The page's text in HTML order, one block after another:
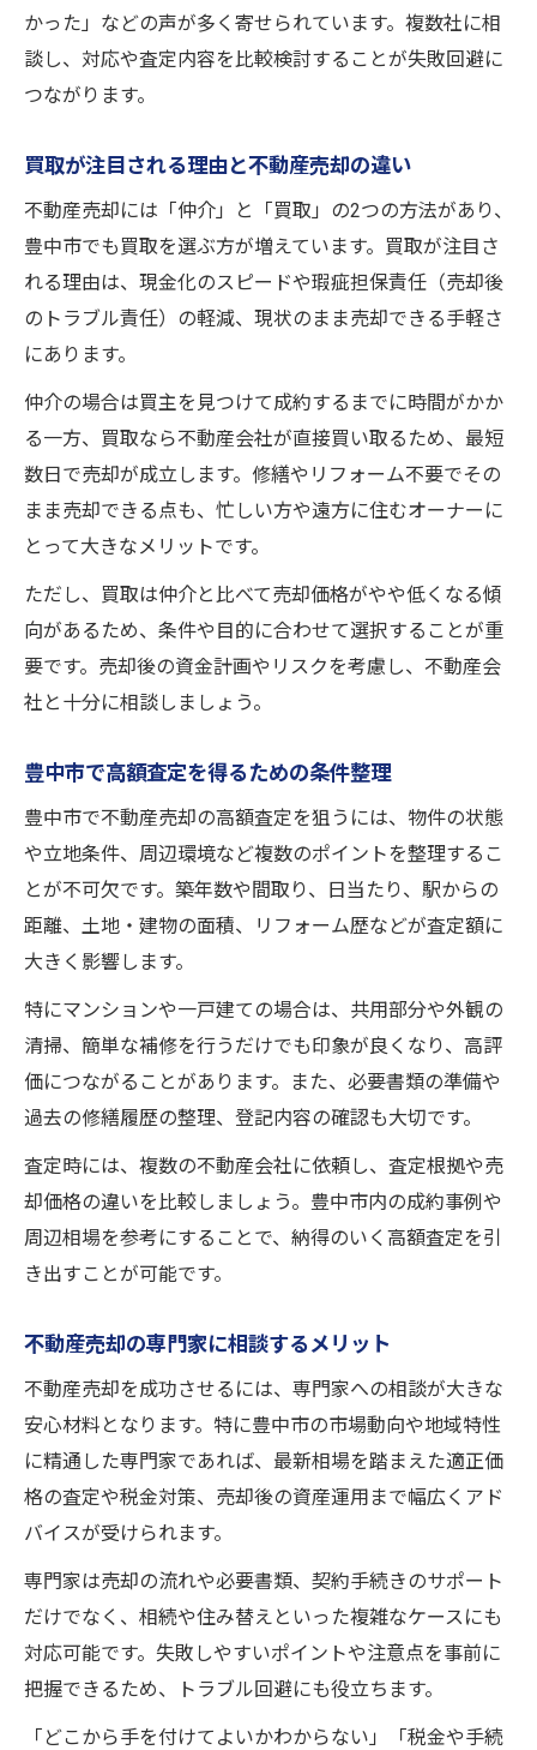
かった」などの声が多く寄せられています。複数社に相
談し、対応や査定内容を比較検討することが失敗回避に
つながります。
買取が注目される理由と不動産売却の違い
不動産売却には「仲介」と「買取」の2つの方法があり、
豊中市でも買取を選ぶ方が増えています。買取が注目さ
れる理由は、現金化のスピードや瑕疵担保責任（売却後
のトラブル責任）の軽減、現状のまま売却できる手軽さ
にあります。
仲介の場合は買主を見つけて成約するまでに時間がかか
る一方、買取なら不動産会社が直接買い取るため、最短
数日で売却が成立します。修繕やリフォーム不要でその
まま売却できる点も、忙しい方や遠方に住むオーナーに
とって大きなメリットです。
ただし、買取は仲介と比べて売却価格がやや低くなる傾
向があるため、条件や目的に合わせて選択することが重
要です。売却後の資金計画やリスクを考慮し、不動産会
社と十分に相談しましょう。
豊中市で高額査定を得るための条件整理
豊中市で不動産売却の高額査定を狙うには、物件の状態
や立地条件、周辺環境など複数のポイントを整理するこ
とが不可欠です。築年数や間取り、日当たり、駅からの
距離、土地・建物の面積、リフォーム歴などが査定額に
大きく影響します。
特にマンションや一戸建ての場合は、共用部分や外観の
清掃、簡単な補修を行うだけでも印象が良くなり、高評
価につながることがあります。また、必要書類の準備や
過去の修繕履歴の整理、登記内容の確認も大切です。
査定時には、複数の不動産会社に依頼し、査定根拠や売
却価格の違いを比較しましょう。豊中市内の成約事例や
周辺相場を参考にすることで、納得のいく高額査定を引
き出すことが可能です。
不動産売却の専門家に相談するメリット
不動産売却を成功させるには、専門家への相談が大きな
安心材料となります。特に豊中市の市場動向や地域特性
に精通した専門家であれば、最新相場を踏まえた適正価
格の査定や税金対策、売却後の資産運用まで幅広くアド
バイスが受けられます。
専門家は売却の流れや必要書類、契約手続きのサポート
だけでなく、相続や住み替えといった複雑なケースにも
対応可能です。失敗しやすいポイントや注意点を事前に
把握できるため、トラブル回避にも役立ちます。
「どこから手を付けてよいかわからない」「税金や手続